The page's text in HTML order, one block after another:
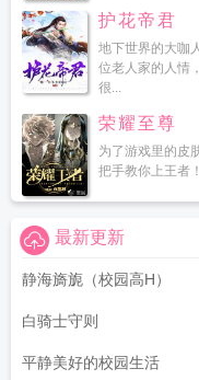
护花帝君
地下世界的大咖
位老人家的人情
很...
荣耀至尊
为了游戏里的皮
把手教你上王者
最新更新
静海旖旎（校园高H）
白骑士守则
平静美好的校园生活